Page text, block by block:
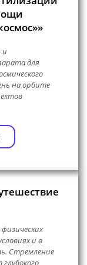
и
для
на орбите
и в
Стремление